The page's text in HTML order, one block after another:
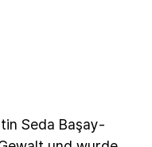
Seda Başay-